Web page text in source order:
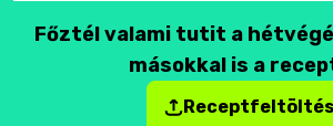
Főztél valami tutit a
másokkal is a
Receptfeltöltés